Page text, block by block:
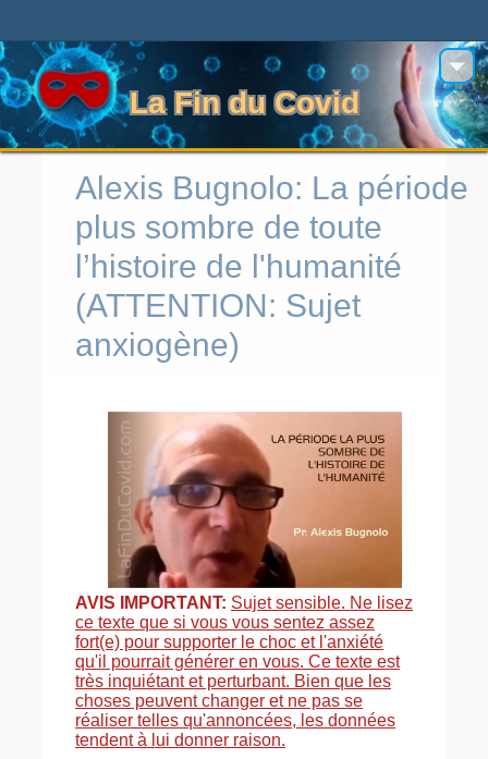
La Fin du Covid
Alexis Bugnolo: La période
plus sombre de toute
l’histoire de l'humanité
(ATTENTION: Sujet
anxiogène)
AVIS IMPORTANT: Sujet sensible. Ne lisez
ce texte que si vous vous sentez assez
fort(e) pour supporter le choc et l'anxiété
qu'il pourrait générer en vous. Ce texte est
très inquiétant et perturbant. Bien que les
choses peuvent changer et ne pas se
réaliser telles qu'annoncées, les données
tendent à lui donner raison.